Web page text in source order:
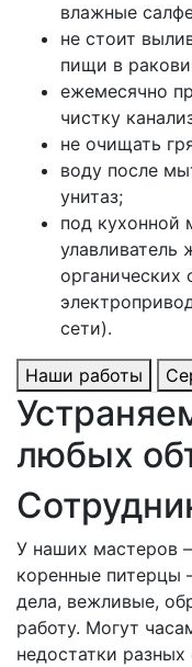
влажные
не стоит
пищи в
ежемесячно
чистку
не очищать
воду после
унитаз;
под кухонной
улавливатель
органических
сети).
Наши работы
любых
У наших мастеров
коренные питерцы
дела, вежливые,
работу. Могут
недостатки